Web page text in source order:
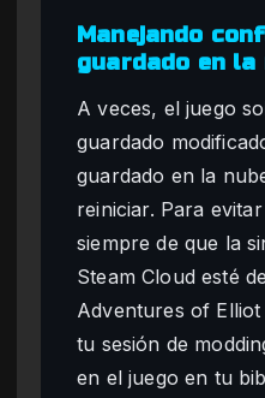
Manejando
guardado en la
A veces, el juego
guardado
guardado en la
reiniciar. Para
siempre de que la
Steam Cloud esté
Adventures of
tu sesión de
en el juego en tu